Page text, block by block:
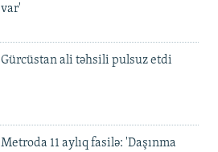
var'
Gürcüstan ali təhsili pulsuz etdi
Metroda 11 aylıq fasilə: 'Daşınma